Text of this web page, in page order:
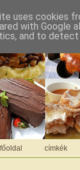
főoldal címkék
uses cookies
with Google
and to detect